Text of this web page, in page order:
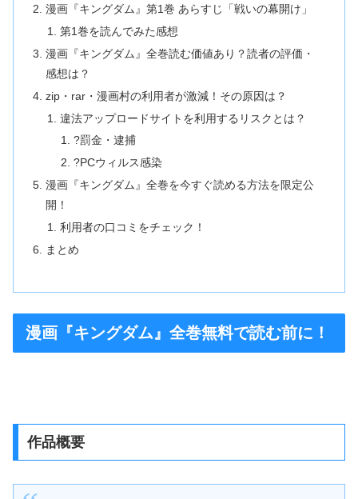
漫画『キングダム』第1巻 あらすじ「戦いの幕開け」
第1巻を読んでみた感想
漫画『キングダム』全巻読む価値あり？読者の評価・
感想は？
zip・rar・漫画村の利用者が激減！その原因は？
違法アップロードサイトを利用するリスクとは？
?罰金・逮捕
?PCウィルス感染
漫画『キングダム』全巻を今すぐ読める方法を限定公
開！
利用者の口コミをチェック！
まとめ
漫画『キングダム』全巻無料で読む前に！
作品概要